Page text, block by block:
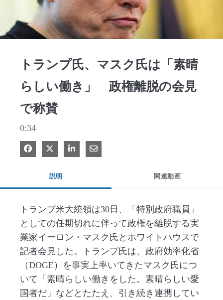
トランプ氏、マスク氏は「素晴
らしい働き」 政権離脱の会見
で称賛
0:34
Facebook で共有
Xで共有する
LinkedIn で共有
電子メールで共有
説明 関連動画
トランプ米大統領は30日、「特別政府職員」
としての任期切れに伴って政権を離脱する実
業家イーロン・マスク氏とホワイトハウスで
記者会見した。トランプ氏は、政府効率化省
（DOGE）を事実上率いてきたマスク氏につ
いて「素晴らしい働きをした。素晴らしい愛
国者だ」などとたたえ、引き続き連携してい